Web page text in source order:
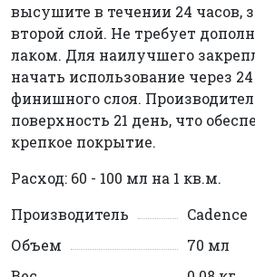
высушите в течении 24 часов,
второй слой. Не требует
лаком. Для наилучшего
начать использование через
финишного слоя.
поверхность 21 день, что
крепкое покрытие.
Расход: 60 - 100 мл на 1 кв.м.
Производитель
Cadence
Объем
70 мл